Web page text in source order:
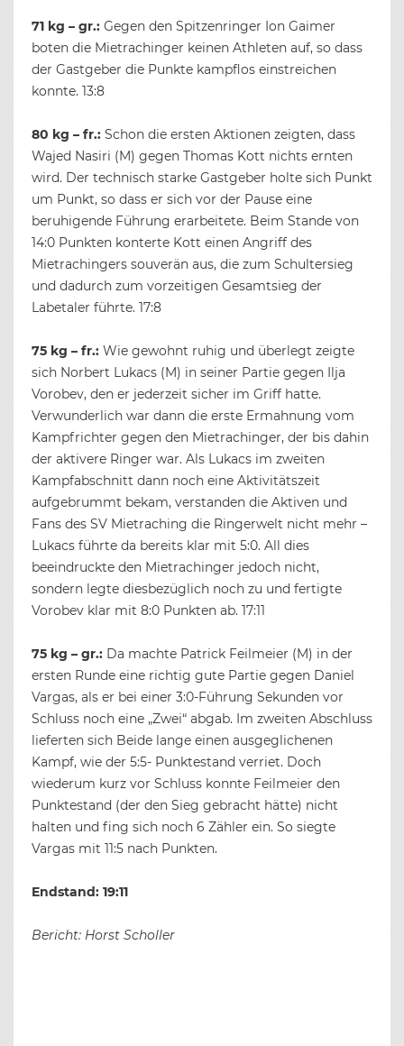
71 kg – gr.: Gegen den Spitzenringer Ion Gaimer
boten die Mietrachinger keinen Athleten auf, so dass
der Gastgeber die Punkte kampflos einstreichen
konnte. 13:8
80 kg – fr.: Schon die ersten Aktionen zeigten, dass
Wajed Nasiri (M) gegen Thomas Kott nichts ernten
wird. Der technisch starke Gastgeber holte sich Punkt
um Punkt, so dass er sich vor der Pause eine
beruhigende Führung erarbeitete. Beim Stande von
14:0 Punkten konterte Kott einen Angriff des
Mietrachingers souverän aus, die zum Schultersieg
und dadurch zum vorzeitigen Gesamtsieg der
Labetaler führte. 17:8
75 kg – fr.: Wie gewohnt ruhig und überlegt zeigte
sich Norbert Lukacs (M) in seiner Partie gegen Ilja
Vorobev, den er jederzeit sicher im Griff hatte.
Verwunderlich war dann die erste Ermahnung vom
Kampfrichter gegen den Mietrachinger, der bis dahin
der aktivere Ringer war. Als Lukacs im zweiten
Kampfabschnitt dann noch eine Aktivitätszeit
aufgebrummt bekam, verstanden die Aktiven und
Fans des SV Mietraching die Ringerwelt nicht mehr –
Lukacs führte da bereits klar mit 5:0. All dies
beeindruckte den Mietrachinger jedoch nicht,
sondern legte diesbezüglich noch zu und fertigte
Vorobev klar mit 8:0 Punkten ab. 17:11
75 kg – gr.: Da machte Patrick Feilmeier (M) in der
ersten Runde eine richtig gute Partie gegen Daniel
Vargas, als er bei einer 3:0-Führung Sekunden vor
Schluss noch eine „Zwei“ abgab. Im zweiten Abschluss
lieferten sich Beide lange einen ausgeglichenen
Kampf, wie der 5:5- Punktestand verriet. Doch
wiederum kurz vor Schluss konnte Feilmeier den
Punktestand (der den Sieg gebracht hätte) nicht
halten und fing sich noch 6 Zähler ein. So siegte
Vargas mit 11:5 nach Punkten.
Endstand: 19:11
Bericht: Horst Scholler